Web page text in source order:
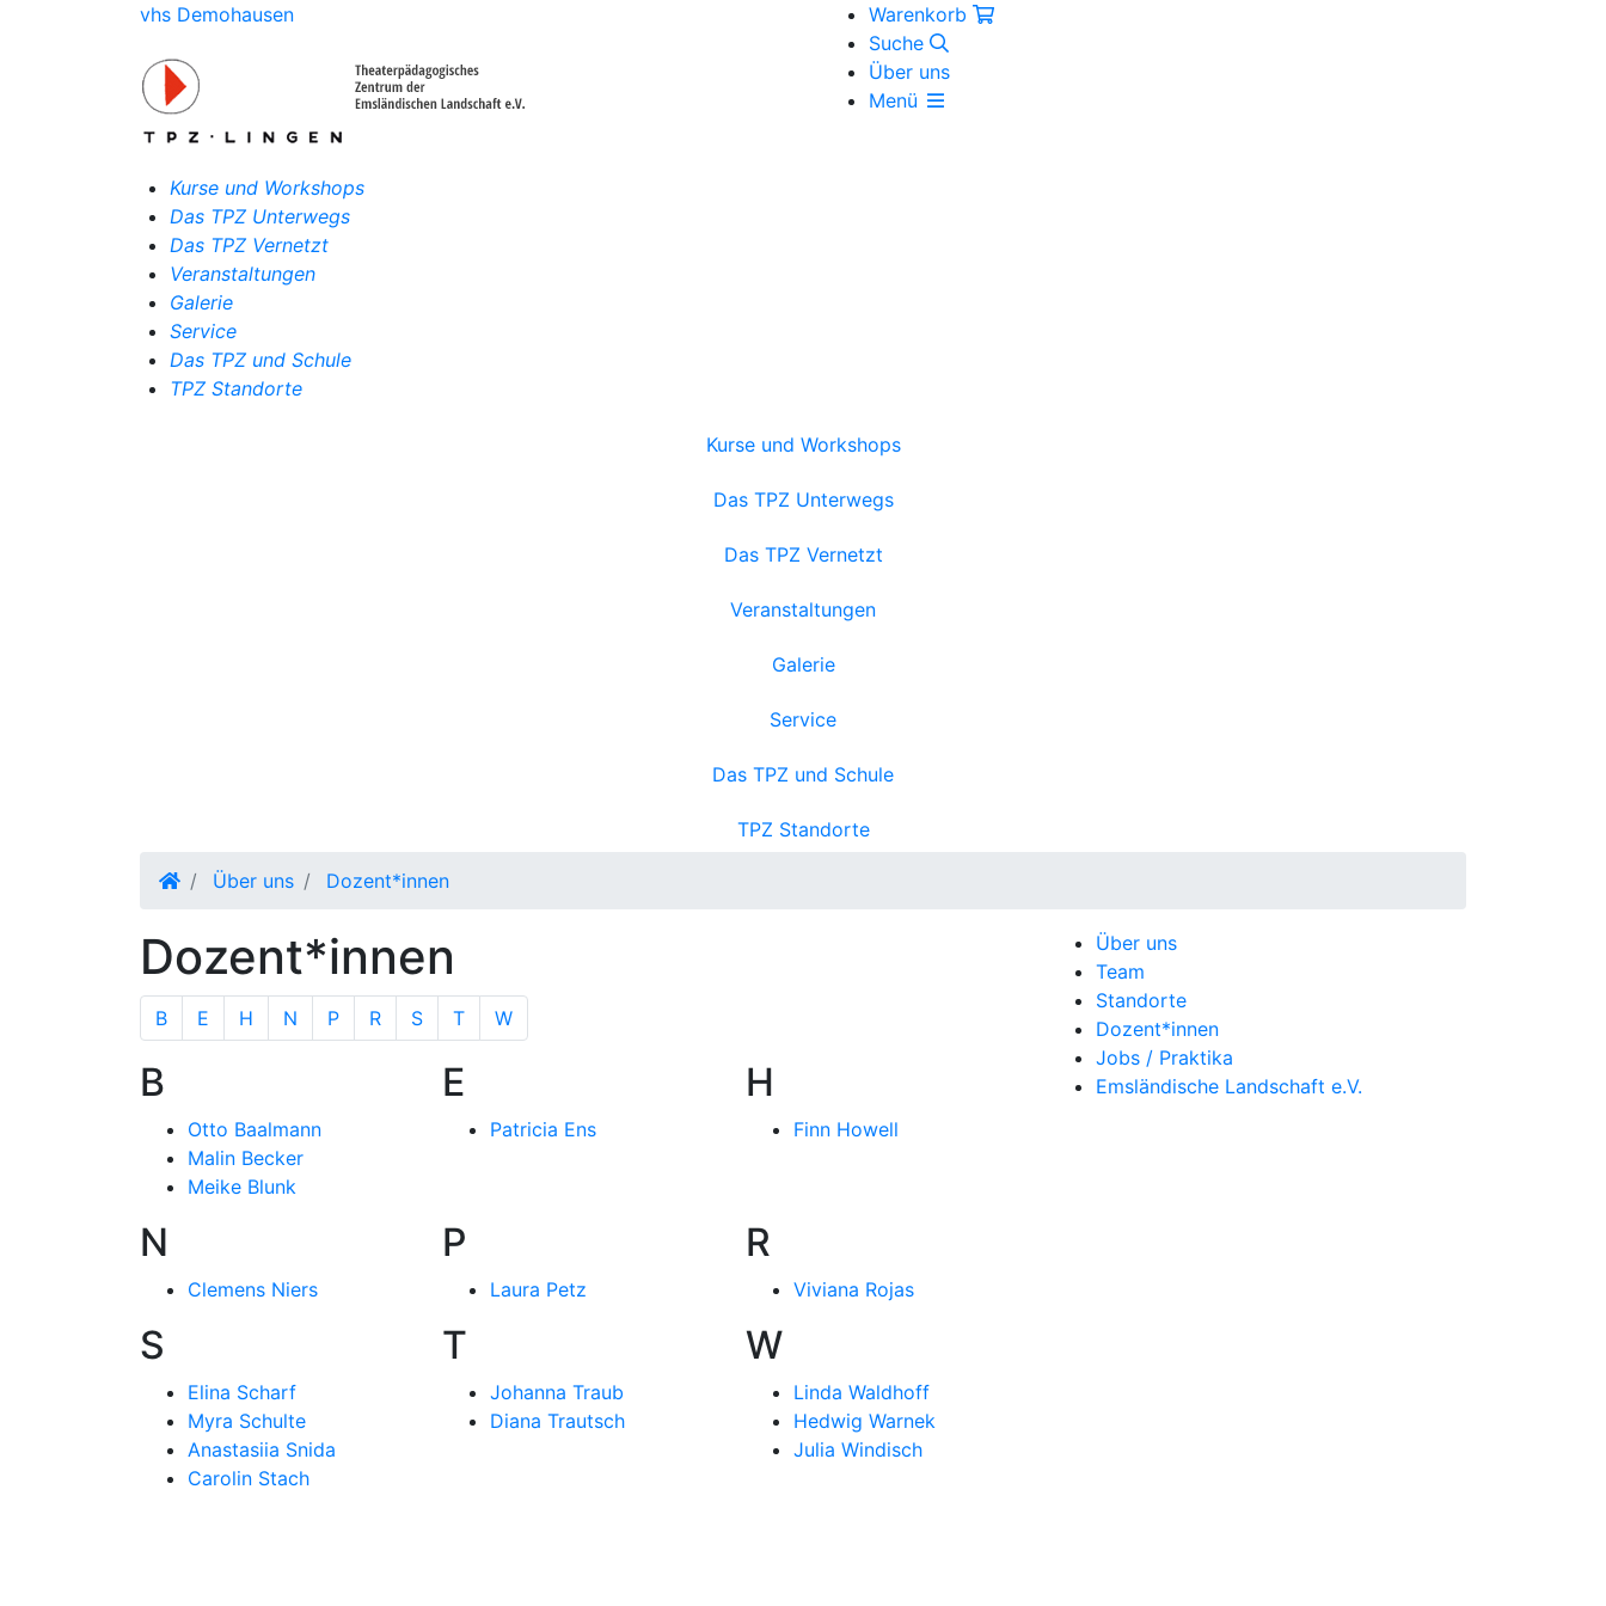
vhs Demohausen
Warenkorb
Suche
Über uns
Menü
Kurse und Workshops
Das TPZ Unterwegs
Das TPZ Vernetzt
Veranstaltungen
Galerie
Service
Das TPZ und Schule
TPZ Standorte
Kurse und Workshops
Das TPZ Unterwegs
Das TPZ Vernetzt
Veranstaltungen
Galerie
Service
Das TPZ und Schule
TPZ Standorte
Über uns Dozent*innen
Über uns
Team
Standorte
Dozent*innen
Jobs / Praktika
Emsländische Landschaft e.V.
Dozent*innen
B E H N P R S T W
B
Otto Baalmann
Malin Becker
Meike Blunk
E
Patricia Ens
H
Finn Howell
N
Clemens Niers
P
Laura Petz
R
Viviana Rojas
S
Elina Scharf
Myra Schulte
Anastasiia Snida
Carolin Stach
T
Johanna Traub
Diana Trautsch
W
Linda Waldhoff
Hedwig Warnek
Julia Windisch